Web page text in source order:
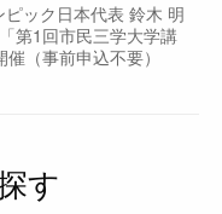
ピック日本代表 鈴木 明
第1回市民三学大学講
（事前申込不要）
す